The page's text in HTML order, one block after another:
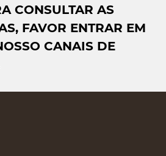
CONSULTAR AS
FAVOR ENTRAR EM
CANAIS DE